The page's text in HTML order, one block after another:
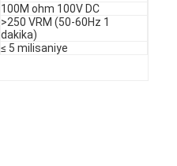
100M ohm 100V DC
>250 VRM (50-60Hz 1
dakika)
≤ 5 milisaniye